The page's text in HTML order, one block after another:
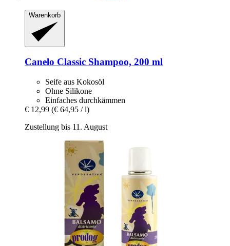
Warenkorb
Canelo Classic Shampoo, 200 ml
Seife aus Kokosöl
Ohne Silikone
Einfaches durchkämmen
€ 12,99 (€ 64,95 / l)
Zustellung bis 11. August